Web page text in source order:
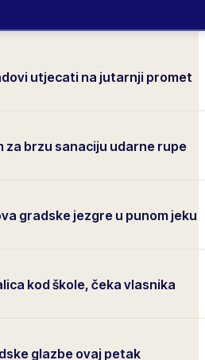
utjecati na jutarnji promet
za brzu sanaciju udarne rupe
gradske jezgre u punom jeku
kod škole, čeka vlasnika
glazbe ovaj petak